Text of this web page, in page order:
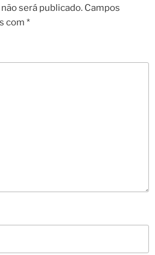
será publicado. Campos
com *